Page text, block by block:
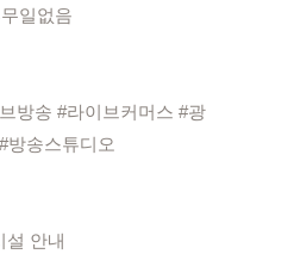
일없음
방송 #라이브커머스 #광
방송스튜디오
설 안내